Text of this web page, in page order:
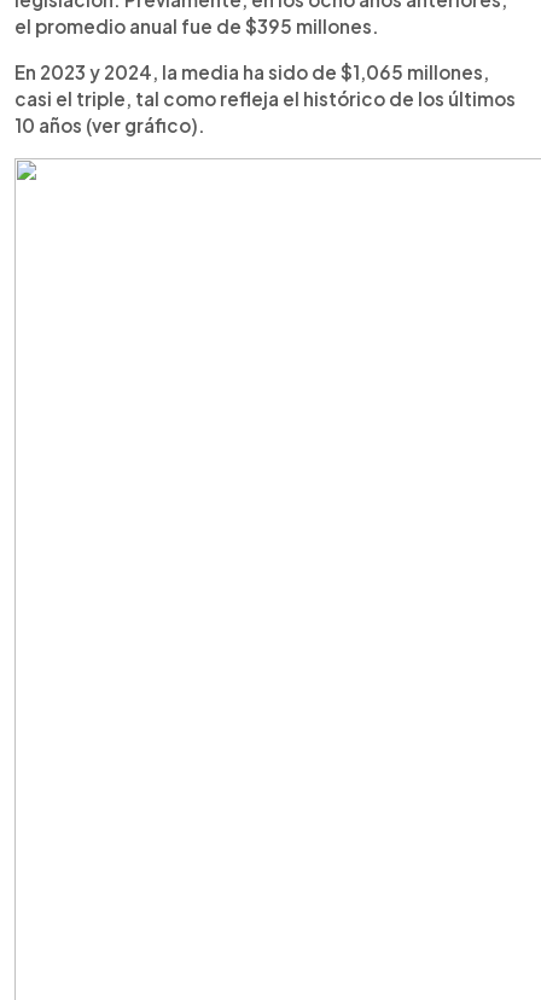
el promedio anual fue de $395 millones.
En 2023 y 2024, la media ha sido de $1,065 millones,
casi el triple, tal como refleja el histórico de los últimos
10 años (ver gráfico).